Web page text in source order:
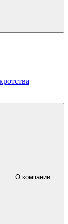
О компании